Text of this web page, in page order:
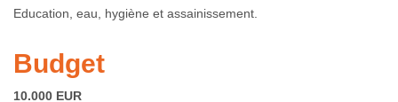
Education, eau, hygiène et assainissement.
Budget
10.000 EUR